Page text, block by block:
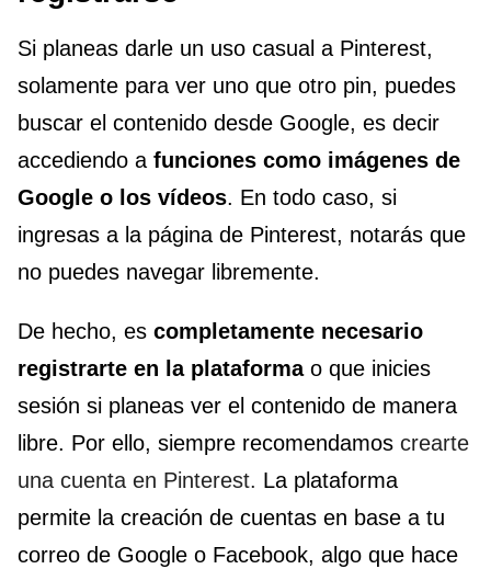
Si planeas darle un uso casual a Pinterest,
solamente para ver uno que otro pin, puedes
buscar el contenido desde Google, es decir
accediendo a funciones como imágenes de
Google o los vídeos. En todo caso, si
ingresas a la página de Pinterest, notarás que
no puedes navegar libremente.
De hecho, es completamente necesario
registrarte en la plataformao que inicies
sesión si planeas ver el contenido de manera
libre. Por ello, siempre recomendamos crearte
una cuenta en Pinterest. La plataforma
permite la creación de cuentas en base a tu
correo de Google o Facebook, algo que hace